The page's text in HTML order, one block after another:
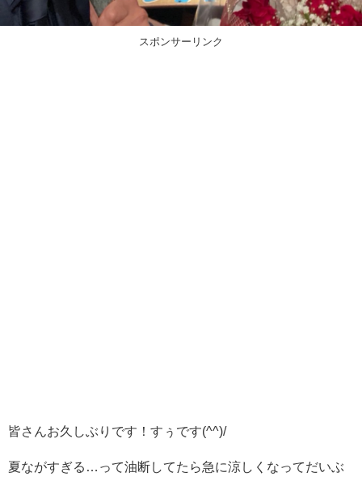
スポンサーリンク
皆さんお久しぶりです！すぅです(^^)/
夏ながすぎる…って油断してたら急に涼しくなってだいぶ